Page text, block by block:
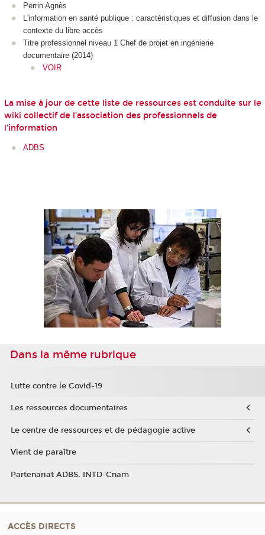
Perrin Agnès
L'information en santé publique : caractéristiques et diffusion dans le
contexte du libre accès
Titre professionnel niveau 1 Chef de projet en ingénierie
documentaire (2014)
VOIR
La mise à jour de cette liste de ressources est conduite sur le
wiki collectif de l’association des professionnels de
l’information
ADBS
Dans la même rubrique
Lutte contre le Covid-19
Les ressources documentaires
Le centre de ressources et de pédagogie active
Vient de paraître
Partenariat ADBS, INTD-Cnam
ACCÈS DIRECTS